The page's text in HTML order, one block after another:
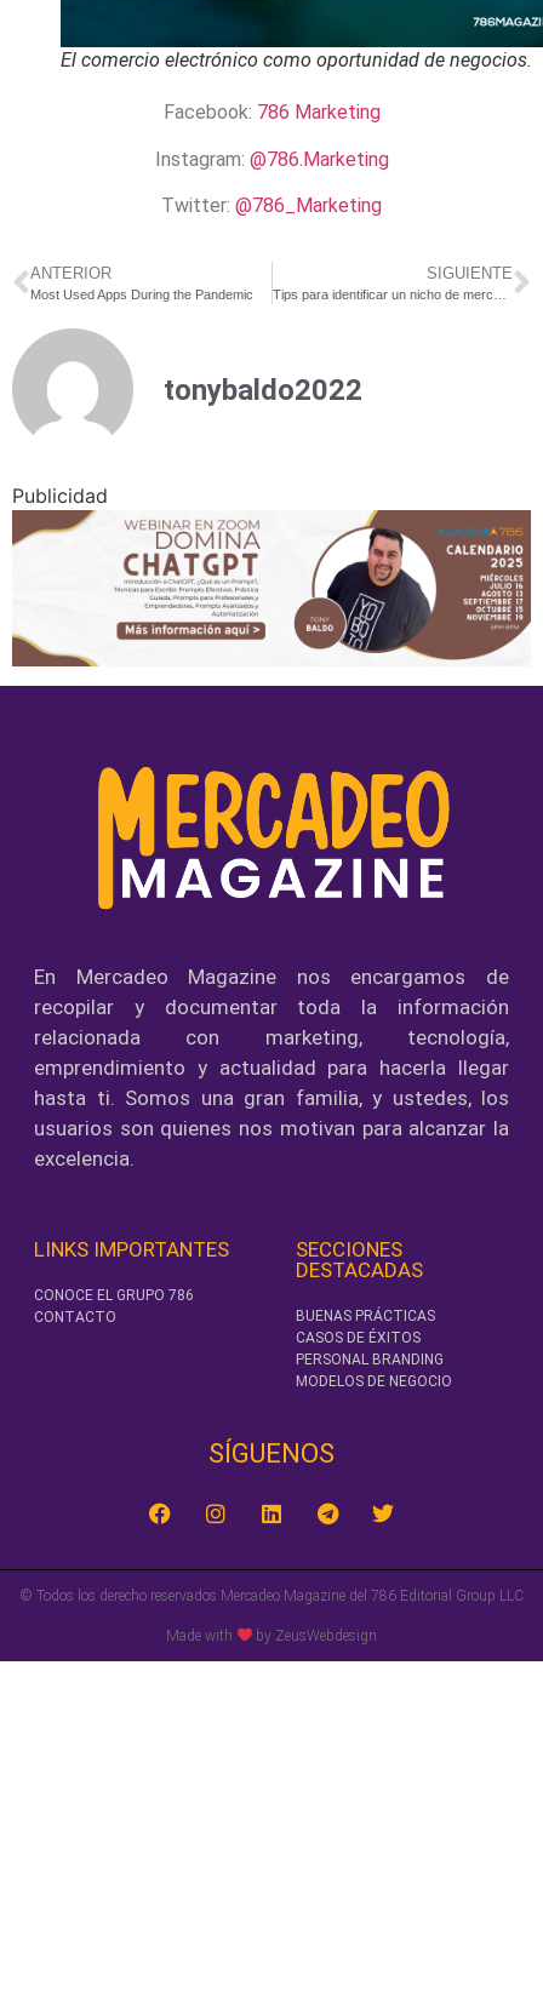
El comercio electrónico como oportunidad de negocios.
Facebook: 786 Marketing
Instagram: @786.Marketing
Twitter: @786_Marketing
ANTERIOR
Most Used Apps During the Pandemic
SIGUIENTE
tonybaldo2022
Publicidad
En Mercadeo Magazine nos encargamos de
recopilar y documentar toda la información
relacionada con marketing, tecnología,
emprendimiento y actualidad para hacerla llegar
hasta ti. Somos una gran familia, y ustedes, los
usuarios son quienes nos motivan para alcanzar la
excelencia.
LINKS IMPORTANTES
CONOCE EL GRUPO 786
CONTACTO
SECCIONES
DESTACADAS
BUENAS PRÁCTICAS
CASOS DE ÉXITOS
PERSONAL BRANDING
MODELOS DE NEGOCIO
SÍGUENOS‎
© Todos los derecho reservados Mercadeo Magazine del 786 Editorial Group LLC
Made with by ZeusWebdesign